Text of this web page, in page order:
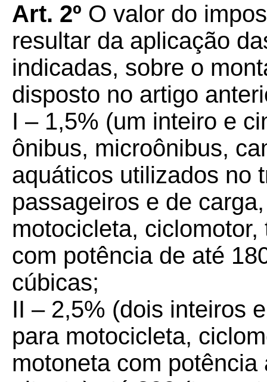
Art. 2º O valor do
resultar da aplicação
indicadas, sobre o
disposto no artigo
I – 1,5% (um inteiro e
ônibus, microônibus,
aquáticos utilizados no
passageiros e de
motocicleta,
com potência de até
cúbicas;
II – 2,5% (dois inteiros
para motocicleta,
motoneta com